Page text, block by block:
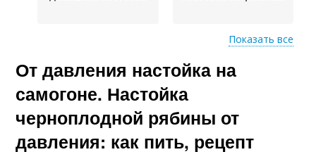
Настойка от
давления
Эффективные
настойки
Настойки от
Настойка от
Показать все
От давления настойка на
самогоне. Настойка
черноплодной рябины от
давления: как пить, рецепт